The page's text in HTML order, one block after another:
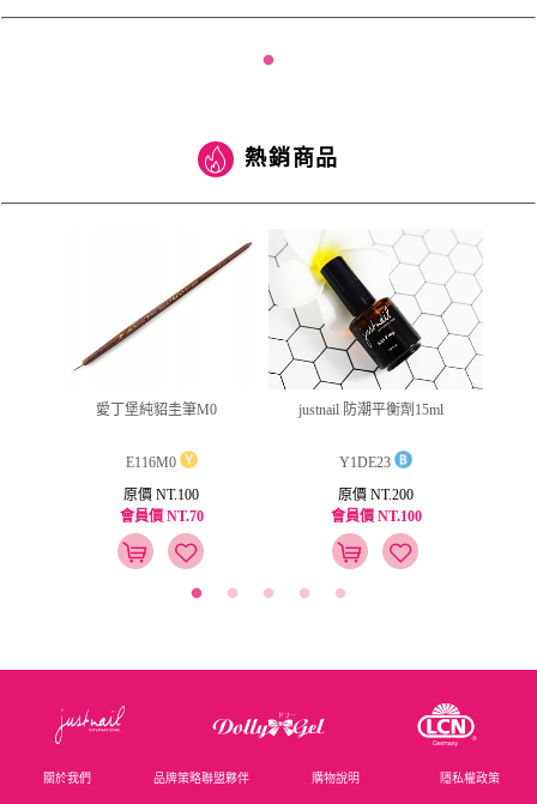
熱銷商品
愛丁堡純貂圭筆M0
E116M0
原價 NT.100
會員價 NT.70
justnail 防潮平衡劑15ml
Y1DE23
原價 NT.200
會員價 NT.100
關於我們 品牌策略聯盟夥伴 購物說明 隱私權政策